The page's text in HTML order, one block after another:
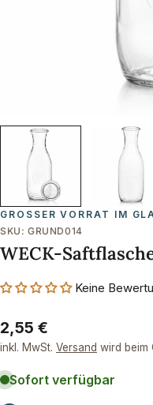
GROSSER VORRAT IM
SKU: GRUND014
WECK-
Keine
Regulärer
Preis
2,55 €
inkl. MwSt. Versand wird beim
Sofort verfügbar